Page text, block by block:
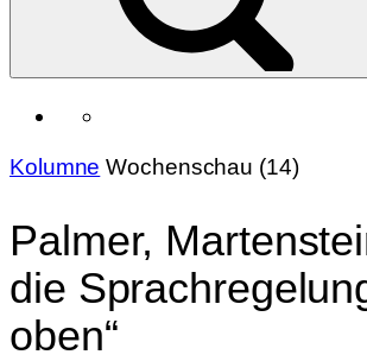
Kolumne Wochenschau (14)
Palmer,
die
oben“